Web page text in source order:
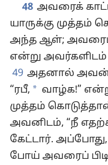
48 அவரைக்
யாருக்கு
அந்த ஆள்; அவரைப்
என்று
49 அதனால் அவன்
“ரபீ, * வாழ்க!”
முத்தம்
அவனிடம், “நீ
கேட்டார்.
போய் அவரைப்